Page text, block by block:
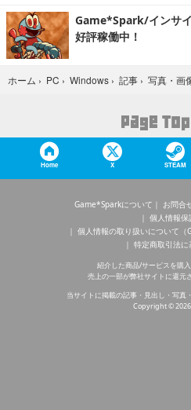
Game*Spark/インサ
好評稼働中！
ホーム › PC › Windows › 記事 › 写真・画
Home X STEAM
Game*Sparkについて お問合
個人情報保
個人情報の取り扱いについて（
特定商取引法に
紹介した商品/サービスを購入
売上の一部が弊社サイトに還元
当サイトに掲載の記事・見出し・写真
Copyright ©